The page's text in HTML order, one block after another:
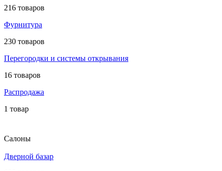
216 товаров
Фурнитура
230 товаров
Перегородки и системы открывания
16 товаров
Распродажа
1 товар
Салоны
Дверной базар